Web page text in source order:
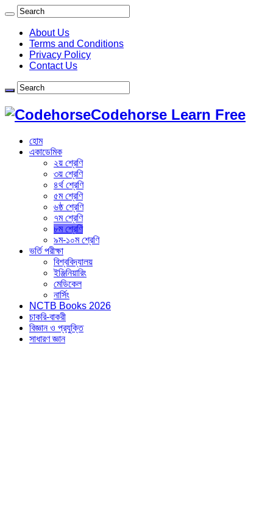
About Us
Terms and Conditions
Privacy Policy
Contact Us
Codehorse Learn Free
হোম
একাডেমিক
২য় শ্রেণি
৩য় শ্রেণি
৪র্থ শ্রেণি
৫ম শ্রেণি
৬ষ্ঠ শ্রেণি
৭ম শ্রেণি
৮ম শ্রেণি
৯ম-১০ম শ্রেণি
ভর্তি পরীক্ষা
বিশ্ববিদ্যালয়
ইঞ্জিনিয়ারিং
মেডিকেল
নার্সিং
NCTB Books 2026
চাকরি-বাকরী
বিজ্ঞান ও প্রযুক্তি
সাধারণ জ্ঞান